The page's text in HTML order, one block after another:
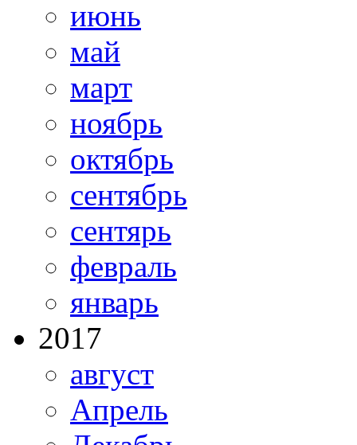
июнь
май
март
ноябрь
октябрь
сентябрь
сентярь
февраль
январь
2017
август
Апрель